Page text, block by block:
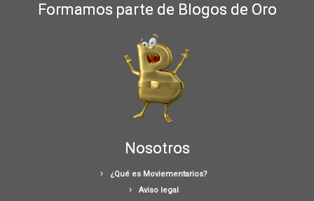
Formamos parte de Blogos de Oro
Nosotros
¿Qué es Moviementarios?
Aviso legal